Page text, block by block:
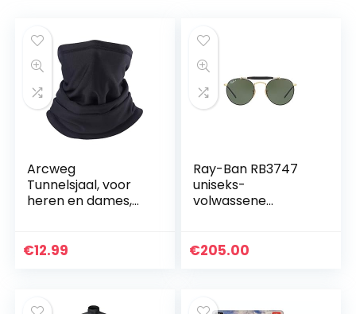
Arcweg
Tunnelsjaal, voor
heren en dames,
winddicht, warme
€12.99
Ray-Ban RB3747
uniseks-
volwassene
€205.00